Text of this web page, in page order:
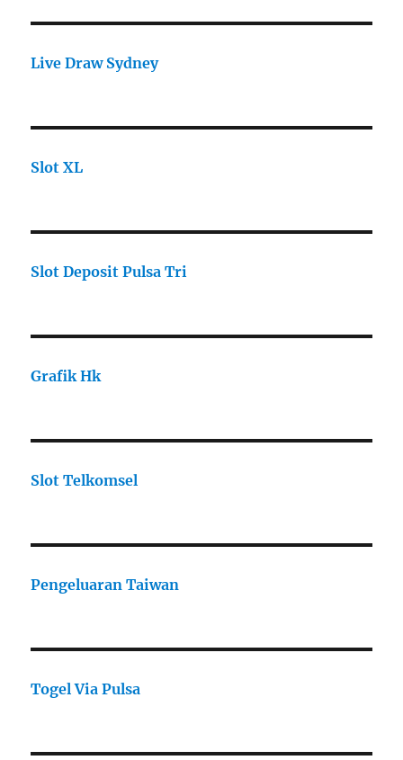
Live Draw Sydney
Slot XL
Slot Deposit Pulsa Tri
Grafik Hk
Slot Telkomsel
Pengeluaran Taiwan
Togel Via Pulsa